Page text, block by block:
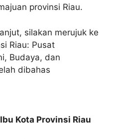
provinsi Riau.
silakan merujuk ke
Riau: Pusat
Budaya, dan
dibahas
Kota Provinsi Riau